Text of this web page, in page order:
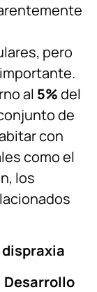
pero
al 5%del
de
con
como el
los
Desarrollo